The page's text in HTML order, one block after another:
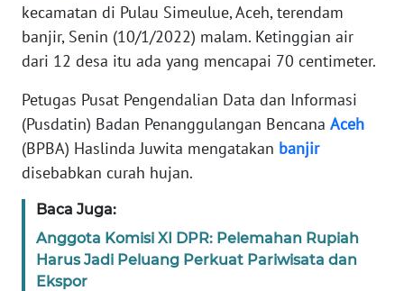
kecamatan di Pulau Simeulue, Aceh, terendam
banjir, Senin (10/1/2022) malam. Ketinggian air
dari 12 desa itu ada yang mencapai 70 centimeter.
Petugas Pusat Pengendalian Data dan Informasi
(Pusdatin) Badan Penanggulangan Bencana Aceh
(BPBA) Haslinda Juwita mengatakan banjir
disebabkan curah hujan.
Baca Juga:
Anggota Komisi XI DPR: Pelemahan Rupiah
Harus Jadi Peluang Perkuat Pariwisata dan
Ekspor
TENTANG
KAMI
MEDIA
SIBER
REDAKSI
KARIR
DISCLAIMER